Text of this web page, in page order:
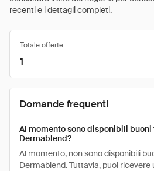
recenti e i dettagli completi.
Totale offerte
1
Domande frequenti
Al momento sono disponibili buoni
Dermablend?
Al momento, non sono disponibili
Dermablend. Tuttavia, puoi ricevere